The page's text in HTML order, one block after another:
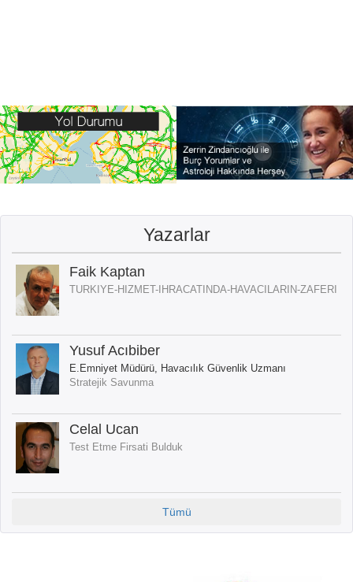
Yazarlar
Faik Kaptan
TURKIYE-HIZMET-IHRACATINDA-HAVACILARIN-ZAFERI
Yusuf Acıbiber
E.Emniyet Müdürü, Havacılık Güvenlik Uzmanı
Stratejik Savunma
Celal Ucan
Test Etme Firsati Bulduk
Tümü